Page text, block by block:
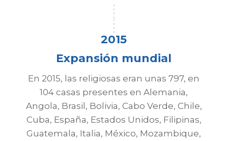
2015
Expansión mundial
En 2015, las religiosas eran unas 797, en
104 casas presentes en Alemania,
Angola, Brasil, Bolivia, Cabo Verde, Chile,
Cuba, España, Estados Unidos, Filipinas,
Guatemala, Italia, México, Mozambique,